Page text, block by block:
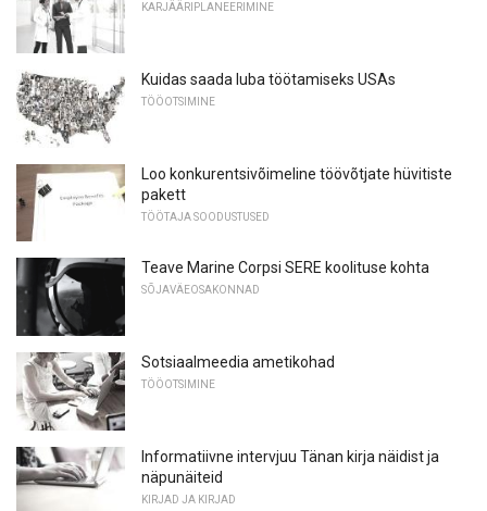
KARJÄÄRIPLANEERIMINE
Kuidas saada luba töötamiseks USAs
TÖÖOTSIMINE
Loo konkurentsivõimeline töövõtjate hüvitiste
pakett
TÖÖTAJA SOODUSTUSED
Teave Marine Corpsi SERE koolituse kohta
SÕJAVÄEOSAKONNAD
Sotsiaalmeedia ametikohad
TÖÖOTSIMINE
Informatiivne intervjuu Tänan kirja näidist ja
näpunäiteid
KIRJAD JA KIRJAD